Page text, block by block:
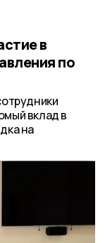
в
по
вклад в
на